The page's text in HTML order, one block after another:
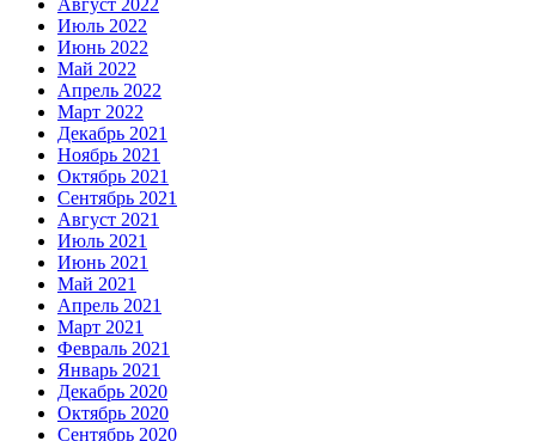
Июль 2022
Июнь 2022
Май 2022
Апрель 2022
Март 2022
Декабрь 2021
Ноябрь 2021
Октябрь 2021
Сентябрь 2021
Август 2021
Июль 2021
Июнь 2021
Май 2021
Апрель 2021
Март 2021
Февраль 2021
Январь 2021
Декабрь 2020
Октябрь 2020
Сентябрь 2020